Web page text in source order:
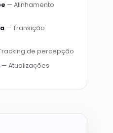
— Alinhamento
— Transição
de percepção
— Atualizações